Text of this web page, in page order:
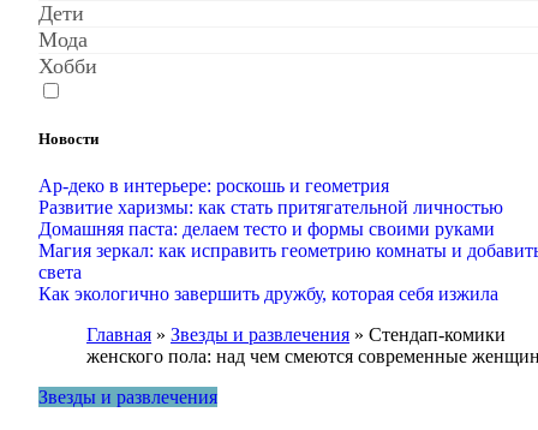
Дети
Мода
Хобби
Новости
Ар-деко в интерьере: роскошь и геометрия
Развитие харизмы: как стать притягательной личностью
Домашняя паста: делаем тесто и формы своими руками
Магия зеркал: как исправить геометрию комнаты и
света
Как экологично завершить дружбу, которая себя изжила
Главная » Звезды и развлечения » Стендап-комики
женского пола: над чем смеются современные
Звезды и развлечения